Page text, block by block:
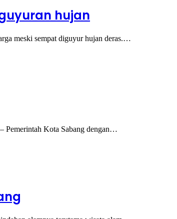
hujan
meski sempat diguyur hujan deras.…
Pemerintah Kota Sabang dengan…